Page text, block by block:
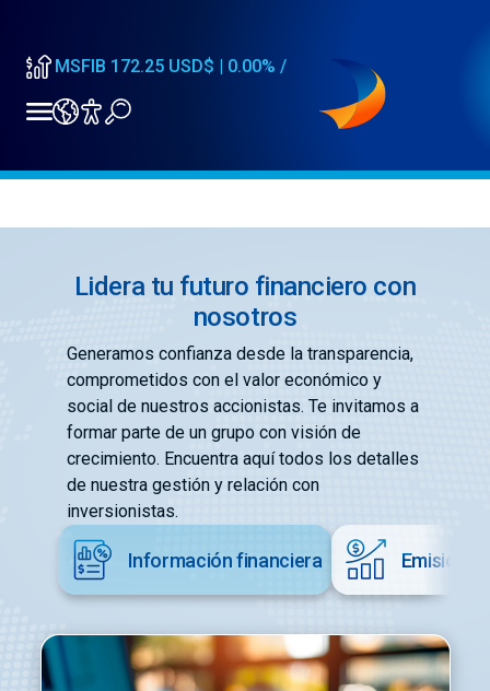
MSFIB 172.25USD$ | 0.00% /
22:04
MSFIA182.50
Seguimos impulsando cada uno de nuestros negocios a
nivel global
GLOBAL
Mercantil Servicios Financieros Internacional
AMÉRICA
Panamá
Venezuela
Estados Unidos
EUROPA
Inicio / Inversionistas
Relación con inversionistas
Lidera tu futuro financiero con
nosotros
Generamos confianza desde la transparencia,
comprometidos con el valor económico y
social de nuestros accionistas. Te invitamos a
formar parte de un grupo con visión de
crecimiento. Encuentra aquí todos los detalles
de nuestra gestión y relación con
inversionistas.
Información financiera Emisión